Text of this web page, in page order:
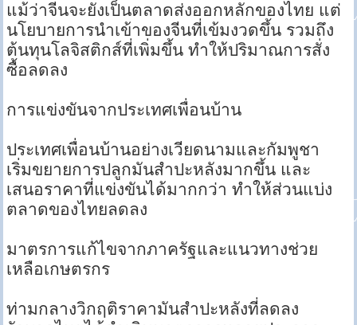
แม้ว่าจีนจะยังเป็นตลาดส่งออกหลักของไทย แต่
นโยบายการนำเข้าของจีนที่เข้มงวดขึ้น รวมถึง
ต้นทุนโลจิสติกส์ที่เพิ่มขึ้น ทำให้ปริมาณการสั่ง
ซื้อลดลง
การแข่งขันจากประเทศเพื่อนบ้าน
ประเทศเพื่อนบ้านอย่างเวียดนามและกัมพูชา
เริ่มขยายการปลูกมันสำปะหลังมากขึ้น และ
เสนอราคาที่แข่งขันได้มากกว่า ทำให้ส่วนแบ่ง
ตลาดของไทยลดลง
มาตรการแก้ไขจากภาครัฐและแนวทางช่วย
เหลือเกษตรกร
ท่ามกลางวิกฤติราคามันสำปะหลังที่ลดลง